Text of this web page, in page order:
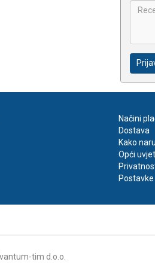
Načini
Dostava
Kako
Opći
tim d.o.o.